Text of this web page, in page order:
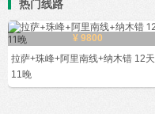
热门线路
¥ 9800
拉萨+珠峰+阿里南线+纳木错 12天
11晚